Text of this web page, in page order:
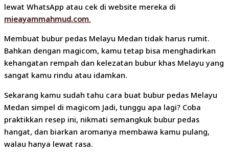
lewat WhatsApp atau cek di website mereka di
mieayammahmud.com.
Membuat bubur pedas Melayu Medan tidak harus rumit.
Bahkan dengan magicom, kamu tetap bisa menghadirkan
kehangatan rempah dan kelezatan bubur khas Melayu yang
sangat kamu rindu atau idamkan.
Sekarang kamu sudah tahu cara buat bubur pedas Melayu
Medan simpel di magicom Jadi, tunggu apa lagi? Coba
praktikkan resep ini, nikmati semangkuk bubur pedas
hangat, dan biarkan aromanya membawa kamu pulang,
walau hanya lewat rasa.